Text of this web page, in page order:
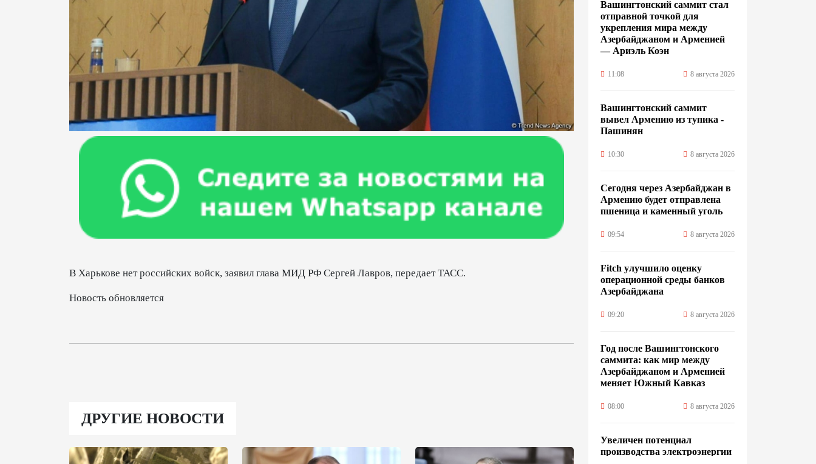
В Харькове нет российских войск, заявил глава МИД РФ Сергей Лавров, передает ТАСС.
Новость обновляется
ДРУГИЕ НОВОСТИ
Вашингтонский саммит стал
отправной точкой для
укрепления мира между
Азербайджаном и Арменией
— Ариэль Коэн
11:08 8 августа 2026
Вашингтонский саммит
вывел Армению из тупика -
Пашинян
10:30 8 августа 2026
Сегодня через Азербайджан в
Армению будет отправлена
пшеница и каменный уголь
09:54 8 августа 2026
Fitch улучшило оценку
операционной среды банков
Азербайджана
09:20 8 августа 2026
Год после Вашингтонского
саммита: как мир между
Азербайджаном и Арменией
меняет Южный Кавказ
08:00 8 августа 2026
Увеличен потенциал
производства электроэнергии